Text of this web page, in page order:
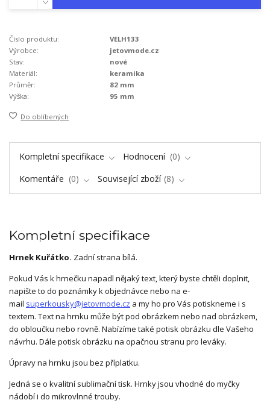
Číslo produktu:
VELH133
Výrobce:
jetovmode.cz
Stav:
nové
Materiál:
keramika
Průměr:
82 mm
Výška:
95 mm
Do oblíbených
Kompletní specifikace Hodnocení
0
Komentáře
0 Související zboží 8
Kompletní specifikace
Hrnek Kuřátko. Zadní strana bílá.
Pokud Vás k hrnečku napadl nějaký text, který byste chtěli doplnit,
napište to do poznámky k objednávce nebo na e-
mail superkousky@jetovmode.cz a my ho pro Vás potiskneme i s
textem. Text na hrnku může být pod obrázkem nebo nad obrázkem,
do obloučku nebo rovně. Nabízíme také potisk obrázku dle Vašeho
návrhu. Dále potisk obrázku na opačnou stranu pro leváky.
Úpravy na hrnku jsou bez příplatku.
Jedná se o kvalitní sublimační tisk. Hrnky jsou vhodné do myčky
nádobí i do mikrovlnné trouby.